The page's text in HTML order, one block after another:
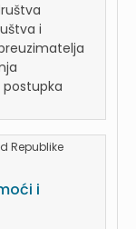
i
Republike
i